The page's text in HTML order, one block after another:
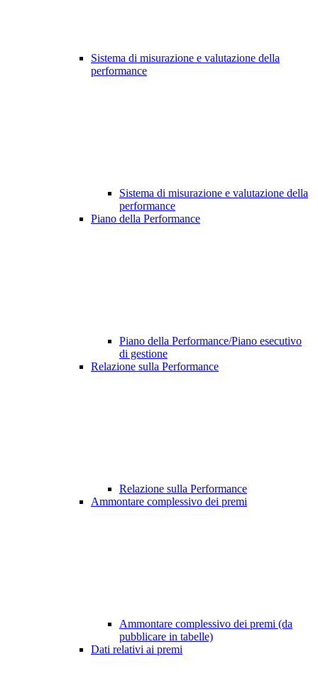
Sistema di misurazione e valutazione della
performance
Sistema di misurazione e valutazione della
performance
Piano della Performance
Piano della Performance/Piano esecutivo
di gestione
Relazione sulla Performance
Relazione sulla Performance
Ammontare complessivo dei premi
Ammontare complessivo dei premi (da
pubblicare in tabelle)
Dati relativi ai premi